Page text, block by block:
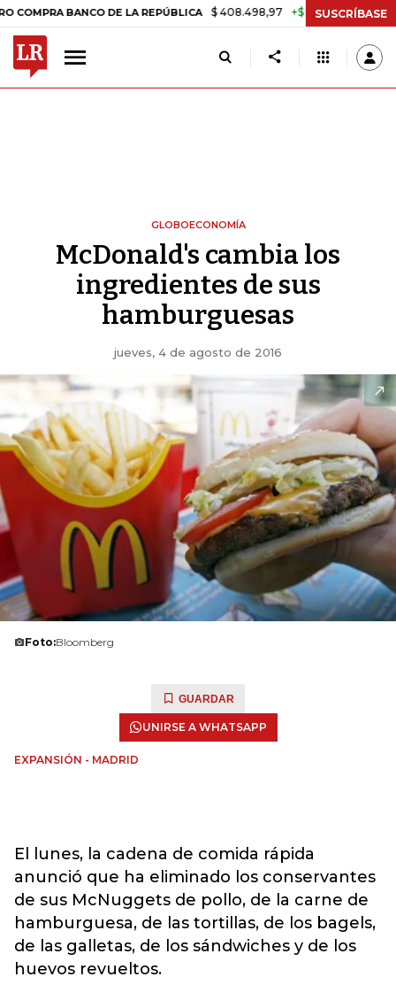
BANCO DE LA REPÚBLICA $ 408.498,97 +$ 8.753,81 +2,19%
SUSCRÍBASE
GLOBOECONOMÍA
McDonald's cambia los
ingredientes de sus
hamburguesas
jueves, 4 de agosto de 2016
Foto:Bloomberg
GUARDAR
UNIRSE A WHATSAPP
EXPANSIÓN - MADRID
El lunes, la cadena de comida rápida
anunció que ha eliminado los conservantes
de sus McNuggets de pollo, de la carne de
hamburguesa, de las tortillas, de los bagels,
de las galletas, de los sándwiches y de los
huevos revueltos.